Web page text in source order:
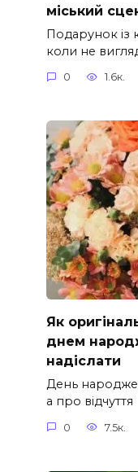
міський
Подарунок із
коли не
0 1.6к.
Як
днем
надіслати
День
а про відчуття
0 7.5к.